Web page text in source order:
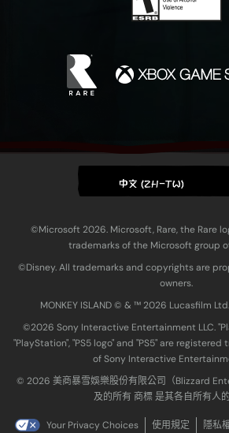
中文 (ZH-TW)
©Microsoft 2026. Microsoft, Rare, the Rare
trademarks of the Microsoft group
©Disney. All trademarks and copyrights are
owners.
MONKEY ISLAND © & ™ 20‍26 Lucasfilm
©2026 Sony Interactive Entertainment LLC.
"PlayStation", "PS5 logo" and "PS5" are
of Sony Interactive
© 2026 美商暴雪娛樂股份有限公司（Blizzard
及的所有 商標 是其各自所有人
Your Privacy Choices 使用規定 隱私